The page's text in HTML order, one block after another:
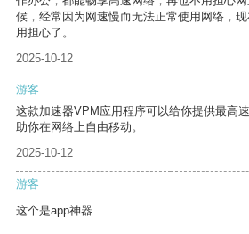
候，经常因为网速慢而无法正常使用网络，
用担心了。
2025-10-12
游客
这款加速器VPM应用程序可以给你提供最高
助你在网络上自由移动。
2025-10-12
游客
这个是app神器